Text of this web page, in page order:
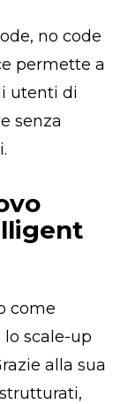
no code
permette a
utenti di
senza
come
scale-up
alla sua